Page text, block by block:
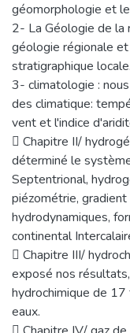
géomorphologie et
2- La Géologie de la
géologie régionale
stratigraphique locale.
3- climatologie :
des climatique:
vent et l'indice
 Chapitre II/
déterminé le
Septentrional,
piézométrie,
hydrodynamiques,
continental
 Chapitre III/
exposé nos
hydrochimique de
eaux.